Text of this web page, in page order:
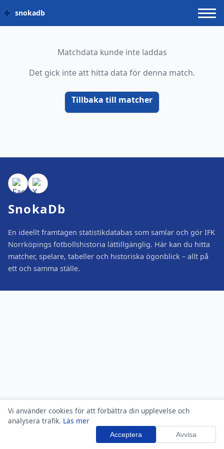
Vi använder cookies för att förbättra din upplevelse och
analysera trafik. Läs mer
Acceptera Avvisa
snokadb
Matchdata kunde inte laddas
Det gick inte att hitta data för denna match.
Tillbaka till matcher
SnokaDb
En ideellt framtagen statistikdatabas som samlar och gör IFK
Norrköpings fotbollshistoria lättillgänglig. Här kan du hitta
matcher, spelare, tabeller och historiska ögonblick – allt på
ett och samma ställe.